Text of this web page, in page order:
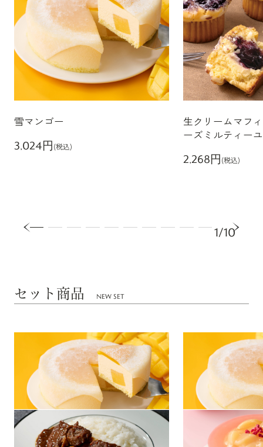
雪マンゴー
3,024円(税込)
生クリームマフ
ーズミルティー
2,268円(税込)
1/10
セット商品 NEW SET